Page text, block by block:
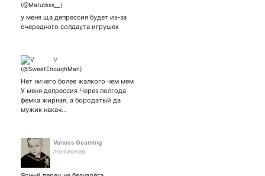
у меня ща депрессия будет из-за
очередного солдаута игрушек
V
Нет ничего более жалкого чем мем
У меня депрессия Через полгода
фемка жирная, а бородатый да
мужик накач…
Vanoss Geaming
пенсионер